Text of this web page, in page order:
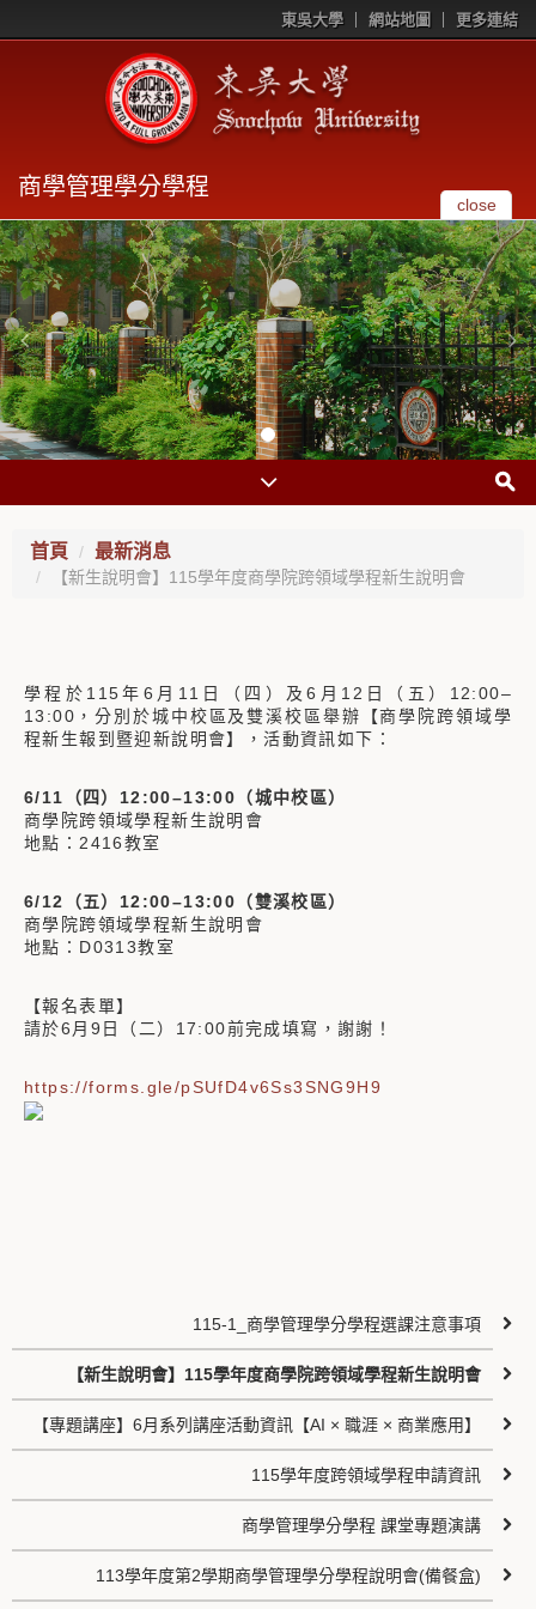
東吳大學 網站地圖 更多連結
商學管理學分學程
close
首頁 最新消息
【新生說明會】115學年度商學院跨領域學程新生說明會
學程於115年6月11日（四）及6月12日（五）12:00–
13:00，分別於城中校區及雙溪校區舉辦【商學院跨領域學
程新生報到暨迎新說明會】，活動資訊如下：
6/11 （四） 12:00–13:00 （城中校區）
商學院跨領域學程新生說明會
地點：2416教室
6/12 （五） 12:00–13:00 （雙溪校區）
商學院跨領域學程新生說明會
地點：D0313教室
【報名表單】
請於6月9日（二）17:00前完成填寫，謝謝！
https://forms.gle/pSUfD4v6Ss3SNG9H9
115-1_商學管理學分學程選課注意事項
【新生說明會】115學年度商學院跨領域學程新生說明會
【專題講座】6月系列講座活動資訊【AI × 職涯 × 商業應用】
115學年度跨領域學程申請資訊
商學管理學分學程 課堂專題演講
113學年度第2學期商學管理學分學程說明會(備餐盒)